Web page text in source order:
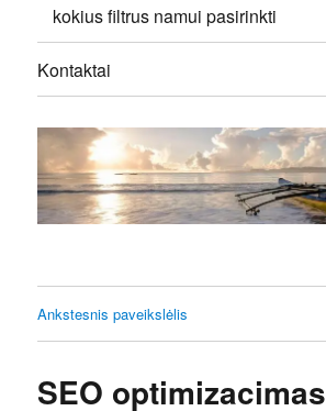
kokius filtrus namui pasirinkti
Kontaktai
Ankstesnis paveikslėlis
SEO optimizacimas